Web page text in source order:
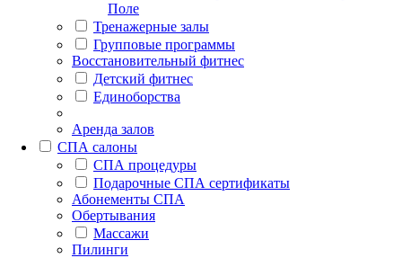
Поле
Тренажерные залы
Групповые программы
Восстановительный фитнес
Детский фитнес
Единоборства
Аренда залов
СПА салоны
СПА процедуры
Подарочные СПА сертификаты
Абонементы СПА
Обертывания
Массажи
Пилинги